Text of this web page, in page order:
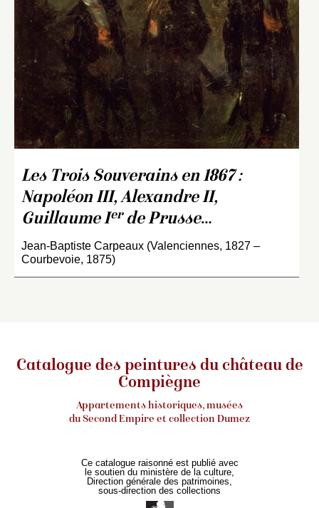
Les Trois Souverains en 1867 :
Napoléon III, Alexandre II,
Guillaume Ierde Prusse…
Jean-Baptiste Carpeaux (Valenciennes, 1827 –
Courbevoie, 1875)
Catalogue des peintures du château de
Compiègne
Appartements historiques, musées
du Second Empire et collection Dumez
Ce catalogue raisonné est publié avec
le soutien du ministère de la culture,
Direction générale des patrimoines,
sous-direction des collections